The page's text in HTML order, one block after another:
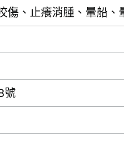
傷、止癢消腫、暈船、
號